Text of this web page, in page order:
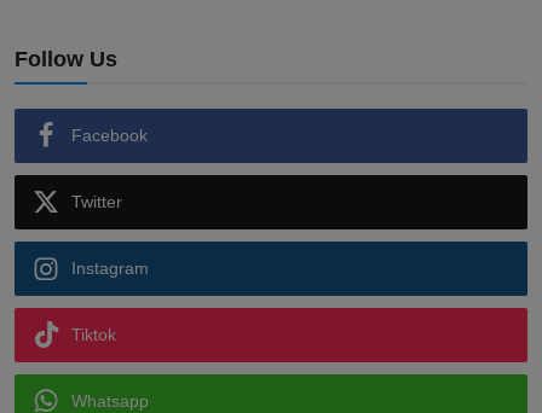
Follow Us
Facebook
Twitter
Instagram
Tiktok
Whatsapp